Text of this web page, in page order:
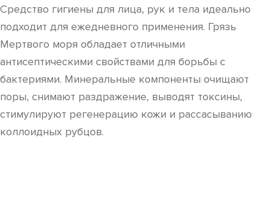
Средство гигиены для лица, рук и тела идеально
подходит для ежедневного применения. Грязь
Мертвого моря обладает отличными
антисептическими свойствами для борьбы с
бактериями. Минеральные компоненты очищают
поры, снимают раздражение, выводят токсины,
стимулируют регенерацию кожи и рассасыванию
коллоидных рубцов.